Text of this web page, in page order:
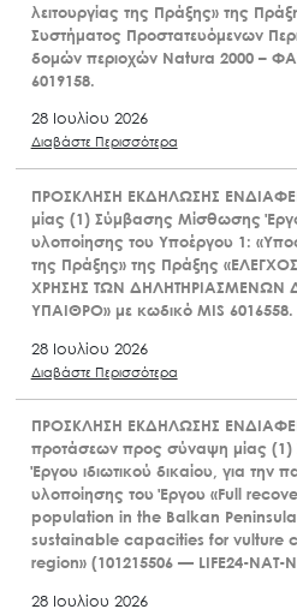
λειτουργίας της Πράξης» της
Συστήματος Προστατευόμενων
δομών περιοχών Natura 2000 –
6019158.
28 Ιουλίου 2026
Διαβάστε Περισσότερα
ΠΡΟΣΚΛΗΣΗ ΕΚΔΗΛΩΣΗΣ
μίας (1) Σύμβασης Μίσθωσης
υλοποίησης του Υποέργου 1:
της Πράξης» της Πράξης
ΧΡΗΣΗΣ ΤΩΝ
ΥΠΑΙΘΡΟ» με κωδικό MIS 6016558.
28 Ιουλίου 2026
Διαβάστε Περισσότερα
ΠΡΟΣΚΛΗΣΗ ΕΚΔΗΛΩΣΗΣ
προτάσεων προς σύναψη μίας
Έργου ιδιωτικού δικαίου, για την
υλοποίησης του Έργου «Full
population in the Balkan
sustainable capacities for vulture
region» (101215506 — LIFE24-NAT-
28 Ιουλίου 2026